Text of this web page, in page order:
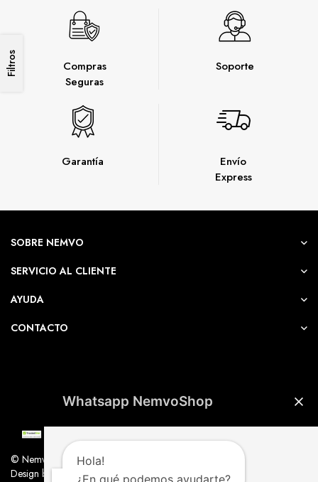
Filtros
Garantía
Compras
Seguras
Envío
Express
Soporte
SOBRE NEMVO
SERVICIO AL CLIENTE
AYUDA
CONTACTO
© Nemvo. Todos los derechos Reservados.
Design by Nemvo Agency
Whatsapp NemvoShop
Hola!
¿En qué podemos ayudarte?